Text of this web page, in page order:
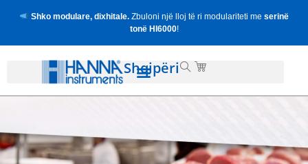
Shko modulare, dixhitale.Zbuloni një lloj të ri modulariteti me serinë
tonë HI6000!
Shqipëri